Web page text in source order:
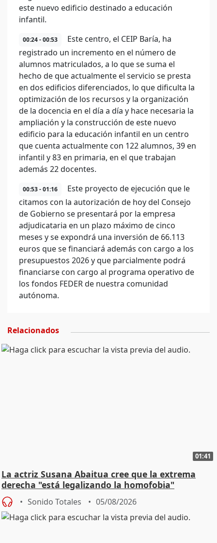
este nuevo edificio destinado a educación
infantil.
00:24 - 00:53
Este centro, el CEIP Baría, ha
registrado un incremento en el número de
alumnos matriculados, a lo que se suma el
hecho de que actualmente el servicio se presta
en dos edificios diferenciados, lo que dificulta la
optimización de los recursos y la organización
de la docencia en el día a día y hace necesaria la
ampliación y la construcción de este nuevo
edificio para la educación infantil en un centro
que cuenta actualmente con 122 alumnos, 39 en
infantil y 83 en primaria, en el que trabajan
además 22 docentes.
00:53 - 01:16
Este proyecto de ejecución que le
citamos con la autorización de hoy del Consejo
de Gobierno se presentará por la empresa
adjudicataria en un plazo máximo de cinco
meses y se expondrá una inversión de 66.113
euros que se financiará además con cargo a los
presupuestos 2026 y que parcialmente podrá
financiarse con cargo al programa operativo de
los fondos FEDER de nuestra comunidad
autónoma.
Relacionados
01:41
La actriz Susana Abaitua cree que la extrema
derecha "está legalizando la homofobia"
Sonido Totales 05/08/2026